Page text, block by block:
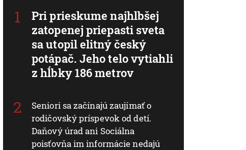
Pri prieskume najhlbšej
zatopenej priepasti sveta
sa utopil elitný český
potápač. Jeho telo vytiahli
z hĺbky 186 metrov
Seniori sa začínajú zaujímať o
rodičovský príspevok od detí.
Daňový úrad ani Sociálna
poisťovňa im informácie nedajú